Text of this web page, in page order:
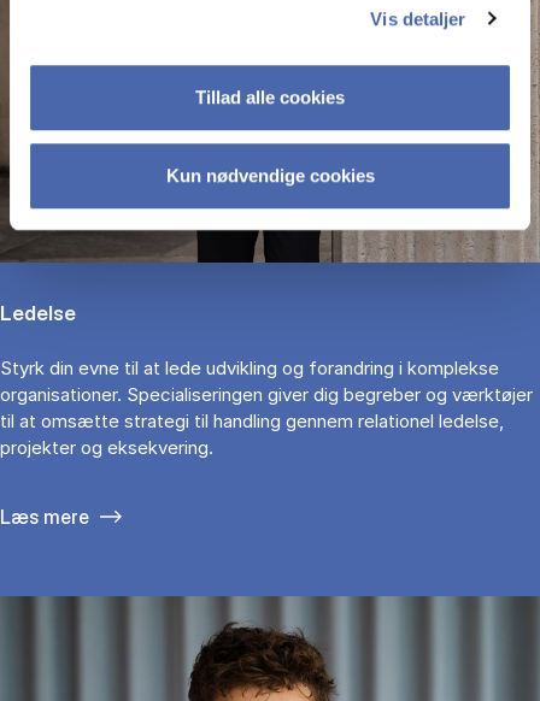
Vis detaljer
Tillad alle cookies
Kun nødvendige cookies
Ledelse
Styrk din evne til at lede udvikling og forandring i komplekse
organisationer. Specialiseringen giver dig begreber og værktøjer
til at omsætte strategi til handling gennem relationel ledelse,
projekter og eksekvering.
Læs mere